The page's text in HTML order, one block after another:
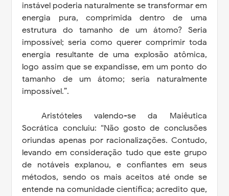
instável poderia naturalmente se transformar em
energia pura, comprimida dentro de uma
estrutura do tamanho de um átomo? Seria
impossível; seria como querer comprimir toda
energia resultante de uma explosão atômica,
logo assim que se expandisse, em um ponto do
tamanho de um átomo; seria naturalmente
impossível.”.
Aristóteles valendo-se da Maiêutica
Socrática concluiu: “Não gosto de conclusões
oriundas apenas por racionalizações. Contudo,
levando em consideração tudo que este grupo
de notáveis explanou, e confiantes em seus
métodos, sendo os mais aceitos até onde se
entende na comunidade científica; acredito que,